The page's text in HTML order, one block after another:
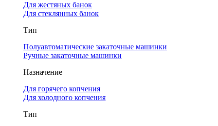
Для жестяных банок
Для стеклянных банок
Тип
Полуавтоматические закаточные машинки
Ручные закаточные машинки
Назначение
Для горячего копчения
Для холодного копчения
Тип